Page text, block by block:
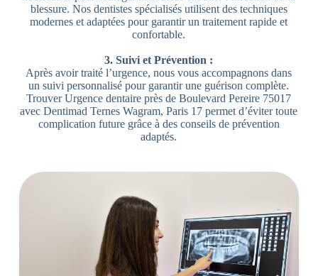
blessure. Nos dentistes spécialisés utilisent des techniques
modernes et adaptées pour garantir un traitement rapide et
confortable.
3. Suivi et Prévention :
Après avoir traité l’urgence, nous vous accompagnons dans
un suivi personnalisé pour garantir une guérison complète.
Trouver Urgence dentaire près de Boulevard Pereire 75017
avec Dentimad Ternes Wagram, Paris 17 permet d’éviter toute
complication future grâce à des conseils de prévention
adaptés.